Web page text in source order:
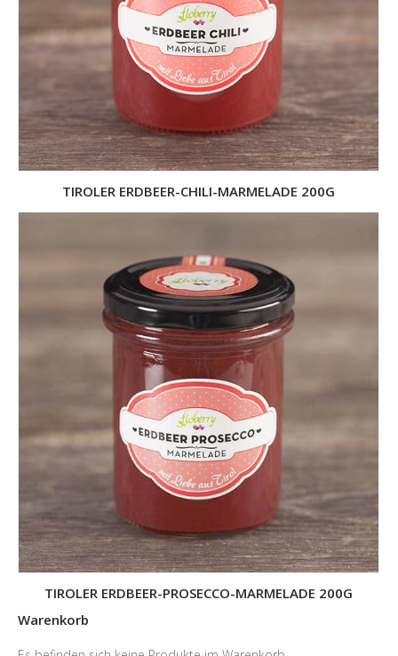
TIROLER ERDBEER-CHILI-MARMELADE 200G
TIROLER ERDBEER-PROSECCO-MARMELADE 200G
Warenkorb